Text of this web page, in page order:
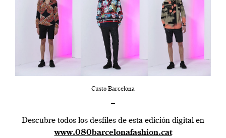
Custo Barcelona
–
Descubre todos los desfiles de esta edición digital en
www.080barcelonafashion.cat